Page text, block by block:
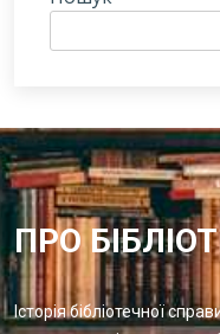
ПРО
Історія бібліотечної